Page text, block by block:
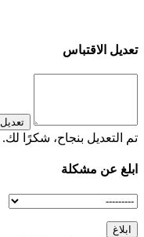
تعديل الاقتباس
تعديل
تم التعديل بنجاح، شكرًا لك.
ابلغ عن مشكلة
ابلاغ